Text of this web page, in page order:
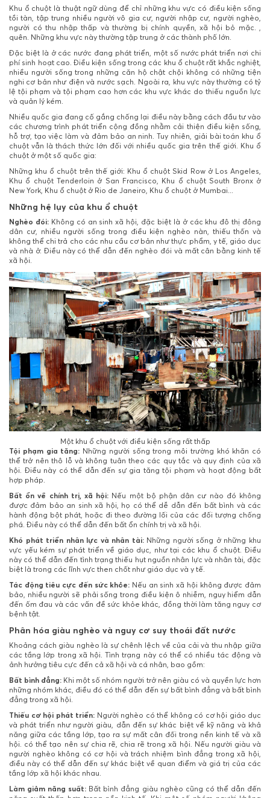
Khu ổ chuột là thuật ngữ dùng để chỉ những khu vực có điều kiện sống
tồi tàn, tập trung nhiều người vô gia cư, người nhập cư, người nghèo,
người có thu nhập thấp và thường bị chính quyền, xã hội bỏ mặc. ,
quên. Những khu vực này thường tập trung ở các thành phố lớn.
Đặc biệt là ở các nước đang phát triển, một số nước phát triển nơi chi
phí sinh hoạt cao. Điều kiện sống trong các khu ổ chuột rất khắc nghiệt,
nhiều người sống trong những căn hộ chật chội không có những tiện
nghi cơ bản như điện và nước sạch. Ngoài ra, khu vực này thường có tỷ
lệ tội phạm và tội phạm cao hơn các khu vực khác do thiếu nguồn lực
và quản lý kém.
Nhiều quốc gia đang cố gắng chống lại điều này bằng cách đầu tư vào
các chương trình phát triển cộng đồng nhằm cải thiện điều kiện sống,
hỗ trợ, tạo việc làm và đảm bảo an ninh. Tuy nhiên, giải bài toán khu ổ
chuột vẫn là thách thức lớn đối với nhiều quốc gia trên thế giới. Khu ổ
chuột ở một số quốc gia:
Những khu ổ chuột trên thế giới: Khu ổ chuột Skid Row ở Los Angeles,
Khu ổ chuột Tenderloin ở San Francisco, Khu ổ chuột South Bronx ở
New York, Khu ổ chuột ở Rio de Janeiro, Khu ổ chuột ở Mumbai...
Những hệ lụy của khu ổ chuột
Nghèo đói:Không có an sinh xã hội, đặc biệt là ở các khu đô thị đông
dân cư, nhiều người sống trong điều kiện nghèo nàn, thiếu thốn và
không thể chi trả cho các nhu cầu cơ bản như thực phẩm, y tế, giáo dục
và nhà ở. Điều này có thể dẫn đến nghèo đói và mất cân bằng kinh tế
xã hội.
Một khu ổ chuột với điều kiện sống rất thấp
Tội phạm gia tăng: Những người sống trong môi trường khó khăn có
thể trở nên thô lỗ và không tuân theo các quy tắc và quy định của xã
hội. Điều này có thể dẫn đến sự gia tăng tội phạm và hoạt động bất
hợp pháp.
Bất ổn về chính trị, xã hội: Nếu một bộ phận dân cư nào đó không
được đảm bảo an sinh xã hội, họ có thể dễ dẫn đến bất bình và các
hành động bột phát, hoặc đi theo đường lối của các đối tượng chống
phá. Điều này có thể dẫn đến bất ổn chính trị và xã hội.
Khó phát triển nhân lực và nhân tài:Những người sống ở những khu
vực yếu kém sự phát triển về giáo dục, như tại các khu ổ chuột. Điều
này có thể dẫn đến tình trạng thiếu hụt nguồn nhân lực và nhân tài, đặc
biệt là trong các lĩnh vực then chốt như giáo dục và y tế.
Tác động tiêu cực đến sức khỏe: Nếu an sinh xã hội không được đảm
bảo, nhiều người sẽ phải sống trong điều kiện ô nhiễm, nguy hiểm dẫn
đến ốm đau và các vấn đề sức khỏe khác, đồng thời làm tăng nguy cơ
bệnh tật.
Phân hóa giàu nghèo và nguy cơ suy thoái đất nước
Khoảng cách giàu nghèo là sự chênh lệch về của cải và thu nhập giữa
các tầng lớp trong xã hội. Tình trạng này có thể có nhiều tác động và
ảnh hưởng tiêu cực đến cả xã hội và cá nhân, bao gồm:
Bất bình đẳng: Khi một số nhóm người trở nên giàu có và quyền lực hơn
những nhóm khác, điều đó có thể dẫn đến sự bất bình đẳng và bất bình
đẳng trong xã hội.
Thiếu cơ hội phát triển: Người nghèo có thể không có cơ hội giáo dục
và phát triển như người giàu, dẫn đến sự khác biệt về kỹ năng và khả
năng giữa các tầng lớp, tạo ra sự mất cân đối trong nền kinh tế và xã
hội. có thể tạo nên sự chia rẽ, chia rẽ trong xã hội. Nếu người giàu và
người nghèo không có cơ hội và trách nhiệm bình đẳng trong xã hội,
điều này có thể dẫn đến sự khác biệt về quan điểm và giá trị của các
tầng lớp xã hội khác nhau.
Làm giảm năng suất: Bất bình đẳng giàu nghèo cũng có thể dẫn đến